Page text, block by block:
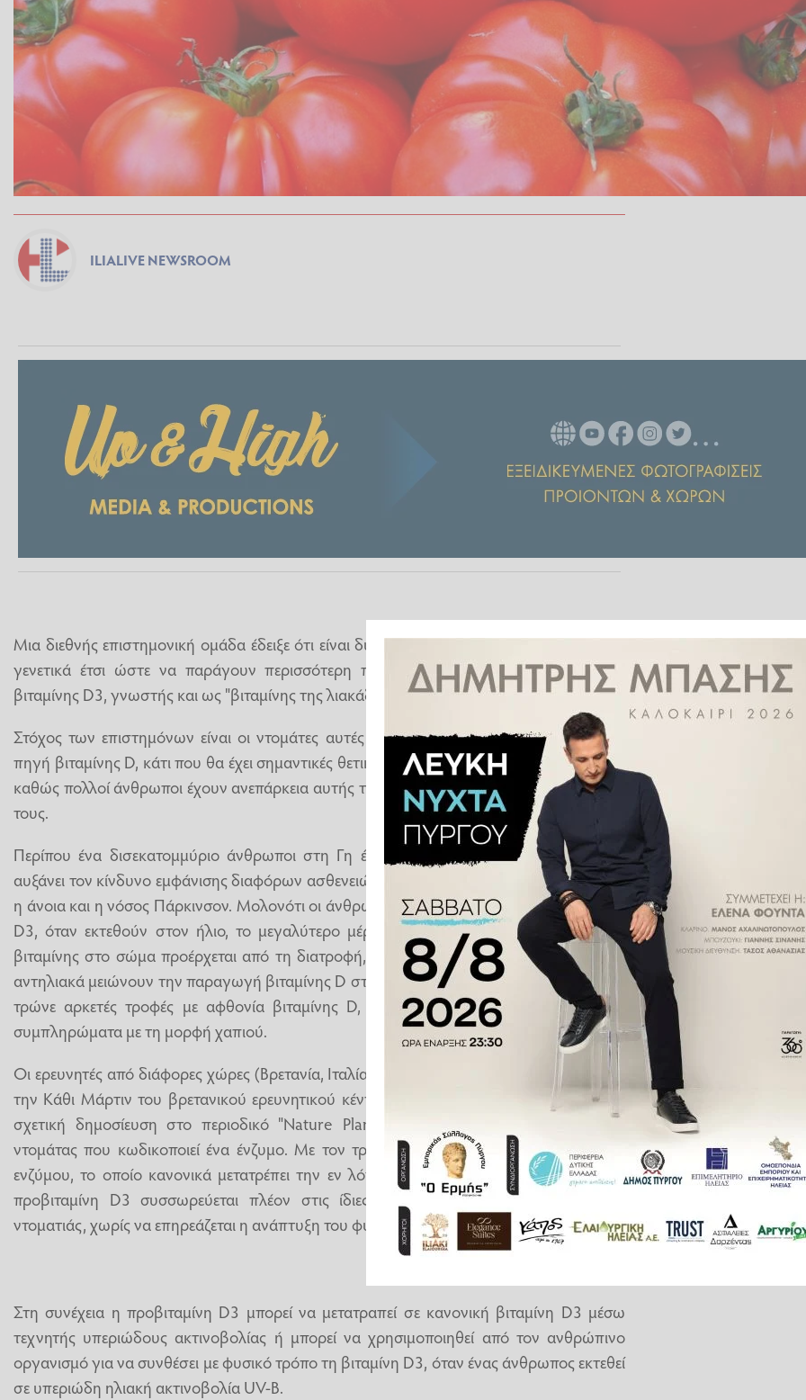
ILIALIVE NEWSROOM
Μια διεθνής επιστημονική ομάδα έδειξε ότι είναι δυνατό οι ντομάτες να τροποποιηθούν
γενετικά έτσι ώστε να παράγουν περισσότερη προβιταμίνη D3, τον πρόδρομο της
βιταμίνης D3, γνωστής και ως "βιταμίνης της λιακάδας".
Στόχος των επιστημόνων είναι οι ντομάτες αυτές να αποτελέσουν μια νέα διατροφική
πηγή βιταμίνης D, κάτι που θα έχει σημαντικές θετικές επιπτώσεις για την δημόσια υγεία,
καθώς πολλοί άνθρωποι έχουν ανεπάρκεια αυτής της ζωτικής βιταμίνης στον οργανισμό
τους.
Περίπου ένα δισεκατομμύριο άνθρωποι στη Γη έχουν έλλειψη βιταμίνης D, κάτι που
αυξάνει τον κίνδυνο εμφάνισης διαφόρων ασθενειών όπως η οστεοπόρωση, ο καρκίνος,
η άνοια και η νόσος Πάρκινσον. Μολονότι οι άνθρωποι μπορούν να συνθέσουν βιταμίνη
D3, όταν εκτεθούν στον ήλιο, το μεγαλύτερο μέρος αυτής της φυσικά παραγόμενης
βιταμίνης στο σώμα προέρχεται από τη διατροφή, λαμβάνοντας μάλιστα υπόψη ότι τα
αντηλιακά μειώνουν την παραγωγή βιταμίνης D στο σώμα. Όμως αρκετοί άνθρωποι δεν
τρώνε αρκετές τροφές με αφθονία βιταμίνης D, με συνέπεια να χρειάζονται σχετικά
συμπληρώματα με τη μορφή χαπιού.
Οι ερευνητές από διάφορες χώρες (Βρετανία, Ιταλία, Βέλγιο, Χιλή, Κούβα), με επικεφαλής
την Κάθι Μάρτιν του βρετανικού ερευνητικού κέντρου John Innes, οι οποίοι έκαναν τη
σχετική δημοσίευση στο περιοδικό "Nature Plants", τροποποίησαν ένα γονίδιο της
ντομάτας που κωδικοποιεί ένα ένζυμο. Με τον τρόπο αυτό μπλόκαραν τη δράση του
ενζύμου, το οποίο κανονικά μετατρέπει την εν λόγω βιταμίνη σε χοληστερίνη. Έτσι, η
προβιταμίνη D3 συσσωρεύεται πλέον στις ίδιες τις ντομάτες και στα φύλλα της
ντοματιάς, χωρίς να επηρεάζεται η ανάπτυξη του φυτού και η παραγωγικότητα του.
Στη συνέχεια η προβιταμίνη D3 μπορεί να μετατραπεί σε κανονική βιταμίνη D3 μέσω
τεχνητής υπεριώδους ακτινοβολίας ή μπορεί να χρησιμοποιηθεί από τον ανθρώπινο
οργανισμό για να συνθέσει με φυσικό τρόπο τη βιταμίνη D3, όταν ένας άνθρωπος εκτεθεί
σε υπεριώδη ηλιακή ακτινοβολία UV-B.